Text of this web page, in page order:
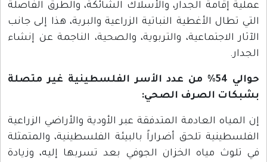
عملية إقامة الجدار، والأسلاك الشائكة، والطرق الفاصلة
التي تطال الأغطية النباتية الزراعية والبرية، هذا إلى جانب
الآثار الاجتماعية، والتربوية، والصحية، الناجمة عن إنشاء
الجدار.
حوالي 54% من عدد الأسر الفلسطينية غير متصلة
بشبكات الصرف الصحي:
إن المياه العادمة المتدفقة عبر الأودية والأراضي الزراعية
الفلسطينية تلحق أضراراً بالبيئة الفلسطينية، والمتمثلة
في تلوث مياه الخزان الجوفي بعد تسربها إليه، وزيادة